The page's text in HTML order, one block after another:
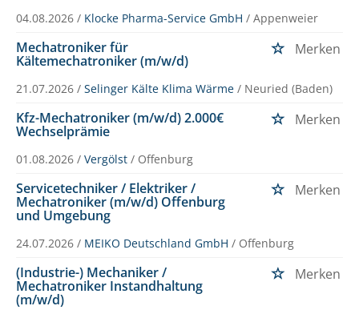
04.08.2026 / Klocke Pharma-Service GmbH / Appenweier
Mechatroniker für
Kältemechatroniker (m/w/d)
Merken
21.07.2026 / Selinger Kälte Klima Wärme / Neuried (Baden)
Kfz-Mechatroniker (m/w/d) 2.000€
Wechselprämie
Merken
01.08.2026 / Vergölst / Offenburg
Servicetechniker / Elektriker /
Mechatroniker (m/w/d) Offenburg
und Umgebung
Merken
24.07.2026 / MEIKO Deutschland GmbH / Offenburg
(Industrie-) Mechaniker /
Mechatroniker Instandhaltung
(m/w/d)
Merken